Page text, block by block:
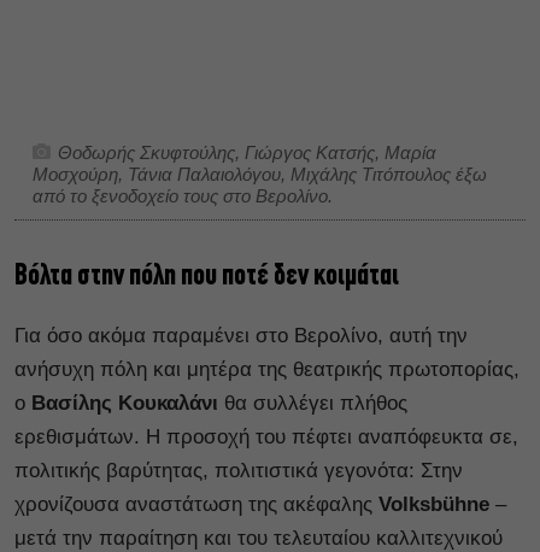
Θοδωρής Σκυφτούλης, Γιώργος Κατσής, Μαρία
Μοσχούρη, Τάνια Παλαιολόγου, Μιχάλης Τιτόπουλος έξω
από το ξενοδοχείο τους στο Βερολίνο.
Βόλτα στην πόλη που ποτέ δεν κοιμάται
Για όσο ακόμα παραμένει στο Βερολίνο, αυτή την
ανήσυχη πόλη και μητέρα της θεατρικής πρωτοπορίας,
ο Βασίλης Κουκαλάνι θα συλλέγει πλήθος
ερεθισμάτων. Η προσοχή του πέφτει αναπόφευκτα σε,
πολιτικής βαρύτητας, πολιτιστικά γεγονότα: Στην
χρονίζουσα αναστάτωση της ακέφαλης Volksbühne –
μετά την παραίτηση και του τελευταίου καλλιτεχνικού